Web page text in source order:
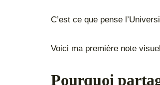
C’est ce que pense
Voici ma première note
Pourquoi